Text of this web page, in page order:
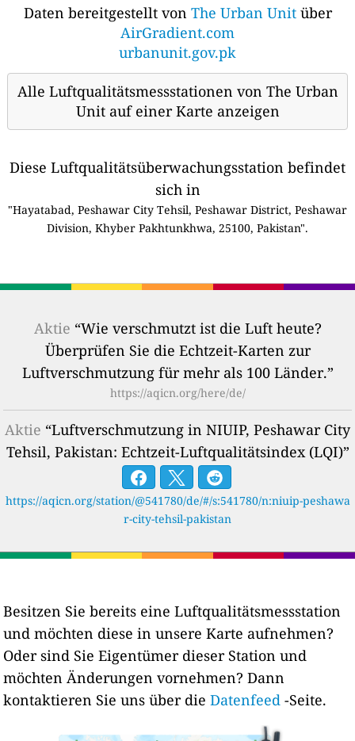
Daten bereitgestellt von The Urban Unitüber
AirGradient.com
urbanunit.gov.pk
Alle Luftqualitätsmessstationen von The Urban
Unit auf einer Karte anzeigen
Diese Luftqualitätsüberwachungsstation befindet
sich in
"Hayatabad, Peshawar City Tehsil, Peshawar District, Peshawar
Division, Khyber Pakhtunkhwa, 25100, Pakistan".
Aktie “Wie verschmutzt ist die Luft heute?
Überprüfen Sie die Echtzeit-Karten zur
Luftverschmutzung für mehr als 100 Länder.”
https://aqicn.org/here/de/
Aktie “Luftverschmutzung in NIUIP, Peshawar City
Tehsil, Pakistan: Echtzeit-Luftqualitätsindex (LQI)”
https://aqicn.org/station/@541780/de/#/s:541780/n:niuip-peshawa
r-city-tehsil-pakistan
Besitzen Sie bereits eine Luftqualitätsmessstation
und möchten diese in unsere Karte aufnehmen?
Oder sind Sie Eigentümer dieser Station und
möchten Änderungen vornehmen? Dann
kontaktieren Sie uns über dieDatenfeed -Seite.